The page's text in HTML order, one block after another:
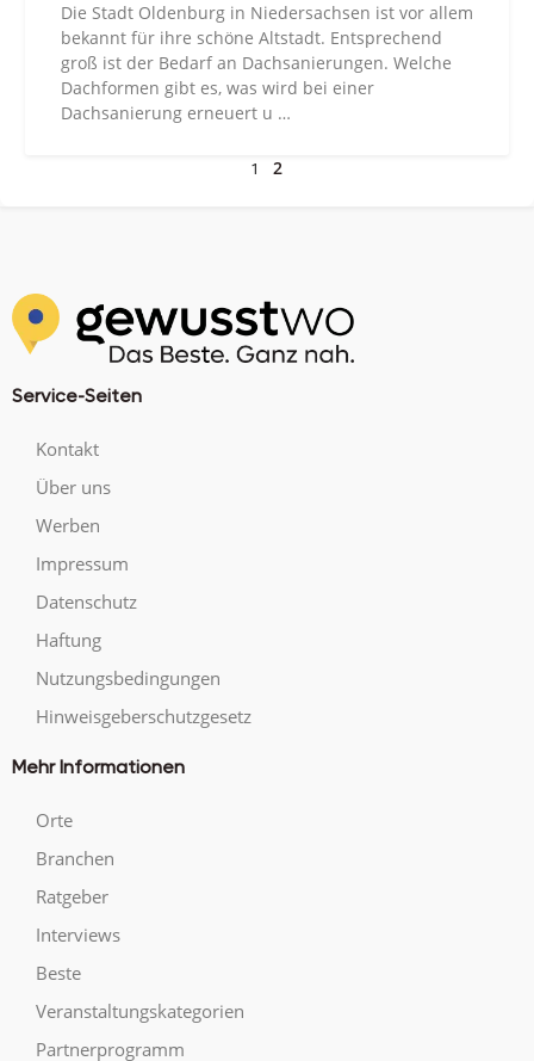
Die Stadt Oldenburg in Niedersachsen ist vor allem
bekannt für ihre schöne Altstadt. Entsprechend
groß ist der Bedarf an Dachsanierungen. Welche
Dachformen gibt es, was wird bei einer
Dachsanierung erneuert u …
1 2
Service-Seiten
Kontakt
Über uns
Werben
Impressum
Datenschutz
Haftung
Nutzungsbedingungen
Hinweisgeberschutzgesetz
Mehr Informationen
Orte
Branchen
Ratgeber
Interviews
Beste
Veranstaltungskategorien
Partnerprogramm